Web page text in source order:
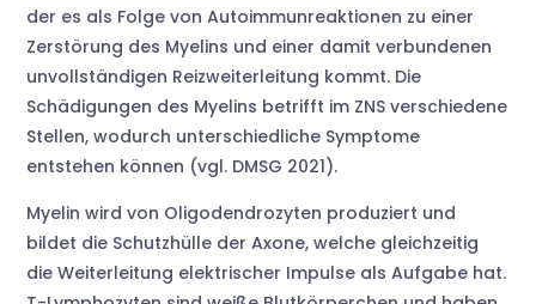
der es als Folge von Autoimmunreaktionen zu einer
Zerstörung des Myelins und einer damit verbundenen
unvollständigen Reizweiterleitung kommt. Die
Schädigungen des ­Myelins betrifft im ZNS verschiedene
Stellen, wodurch unterschiedliche Symptome
entstehen können (vgl. DMSG 2021).
Myelin wird von Oligodendrozyten produziert und
bildet die Schutzhülle der Axone, welche gleichzeitig
die Weiterleitung elektrischer Impulse als Aufgabe hat.